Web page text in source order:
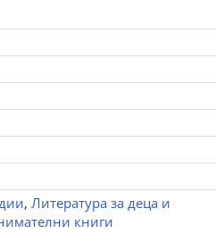
, Литература за деца и
книги